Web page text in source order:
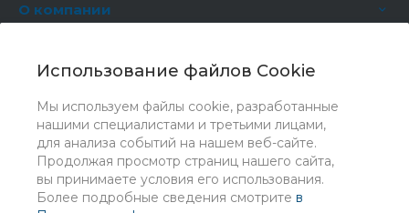
Использование файлов Cookie
Мы используем файлы cookie, разработанные
нашими специалистами и третьими лицами,
для анализа событий на нашем веб-сайте.
Продолжая просмотр страниц нашего сайта,
вы принимаете условия его использования.
Более подробные сведения смотрите в
О компании
Услуги